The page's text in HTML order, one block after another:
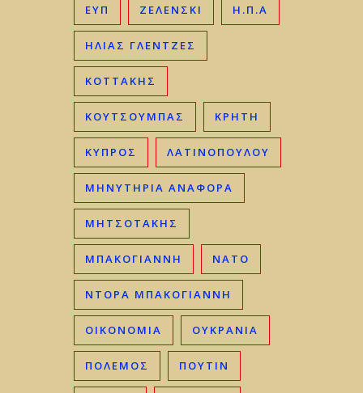
ΕΥΠ ΖΕΛΕΝΣΚΙ Η.Π.Α
ΗΛΊΑΣ ΓΛΕΝΤΖΈΣ
ΚΟΤΤΑΚΗΣ
ΚΟΥΤΣΟΥΜΠΑΣ ΚΡΉΤΗ
ΚΎΠΡΟΣ ΛΑΤΙΝΟΠΟΥΛΟΥ
ΜΗΝΥΤΗΡΙΑ ΑΝΑΦΟΡΑ
ΜΗΤΣΟΤΆΚΗΣ
ΜΠΑΚΟΓΙΆΝΝΗ ΝΑΤΟ
ΝΤΟΡΑ ΜΠΑΚΟΓΙΑΝΝΗ
ΟΙΚΟΝΟΜΊΑ ΟΥΚΡΑΝΊΑ
ΠΟΛΕΜΟΣ ΠΟΥΤΙΝ